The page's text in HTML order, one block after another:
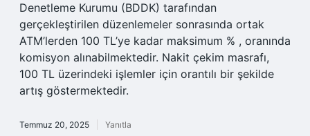
Denetleme Kurumu (BDDK) tarafından
gerçekleştirilen düzenlemeler sonrasında ortak
ATM’lerden 100 TL’ye kadar maksimum % , oranında
komisyon alınabilmektedir. Nakit çekim masrafı,
100 TL üzerindeki işlemler için orantılı bir şekilde
artış göstermektedir.
Temmuz 20, 2025 Yanıtla